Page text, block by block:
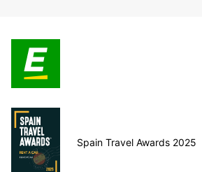
Spain Travel Awards 2025